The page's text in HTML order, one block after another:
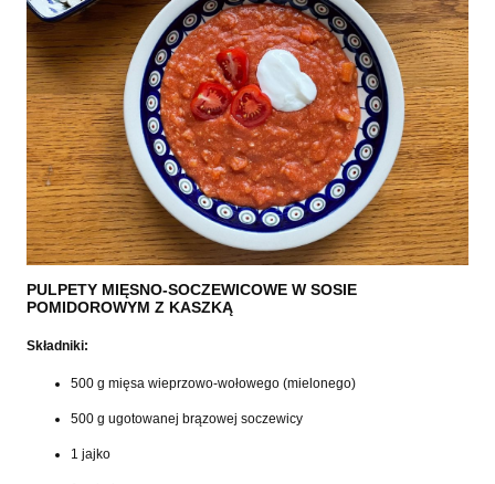
PULPETY MIĘSNO-SOCZEWICOWE W SOSIE
POMIDOROWYM Z KASZKĄ
Składniki:
500 g mięsa wieprzowo-wołowego (mielonego)
500 g ugotowanej brązowej soczewicy
1 jajko